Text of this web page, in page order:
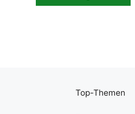
Top-Themen